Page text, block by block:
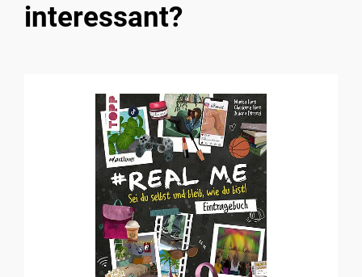
interessant?